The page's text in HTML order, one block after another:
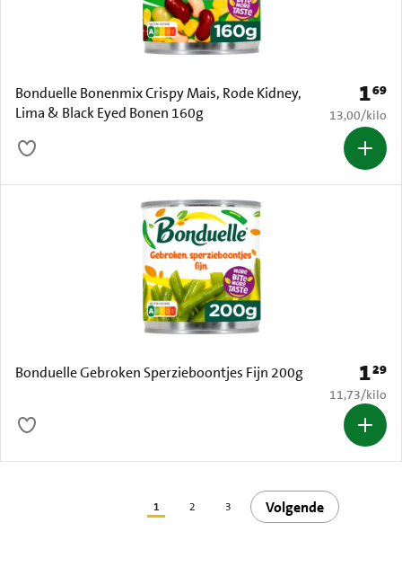
Bonduelle Bonenmix Crispy Mais, Rode Kidney,
Lima & Black Eyed Bonen 160g
Prijs:
169
€ 13,00 per
13,00/kilo
Bonduelle Gebroken Sperzieboontjes Fijn 200g Prijs:
129
€ 11,73 per
11,73/kilo
1 2 3 Volgende